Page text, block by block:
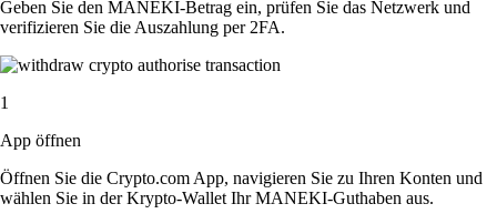
Geben Sie den MANEKI-Betrag ein, prüfen Sie das Netzwerk und
verifizieren Sie die Auszahlung per 2FA.
1
App öffnen
Öffnen Sie die Crypto.com App, navigieren Sie zu Ihren Konten und
wählen Sie in der Krypto-Wallet Ihr MANEKI-Guthaben aus.